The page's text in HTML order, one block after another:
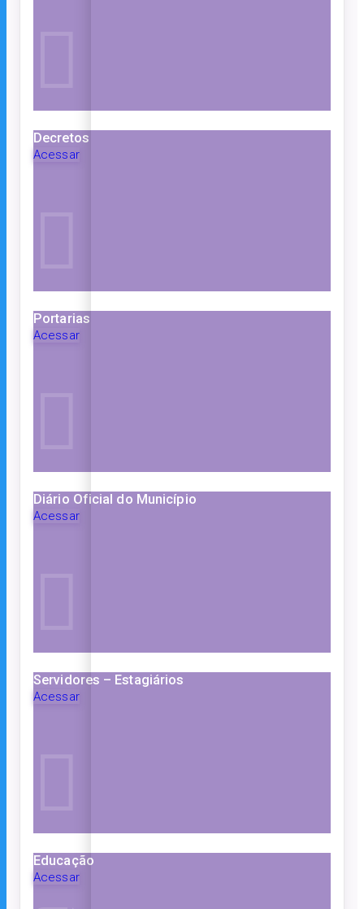
Decretos
Acessar
Portarias
Acessar
Diário Oficial do Município
Acessar
Servidores – Estagiários
Acessar
Educação
Acessar